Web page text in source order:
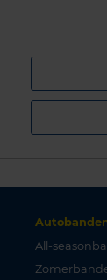
All-